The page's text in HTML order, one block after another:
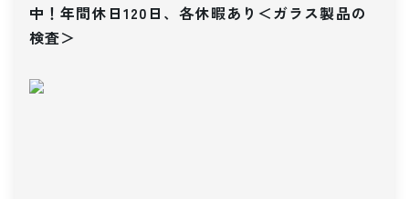
中！年間休日120日、各休暇あり＜ガラス製品の
検査＞